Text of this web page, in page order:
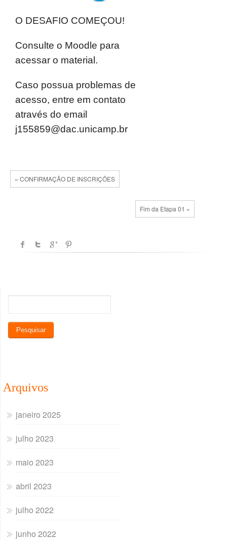
O DESAFIO COMEÇOU!
Consulte o Moodle para
acessar o material.
Caso possua problemas de
acesso, entre em contato
através do email
j155859@dac.unicamp.br
« CONFIRMAÇÃO DE INSCRIÇÕES
Fim da Etapa 01 »
Arquivos
janeiro 2025
julho 2023
maio 2023
abril 2023
julho 2022
junho 2022